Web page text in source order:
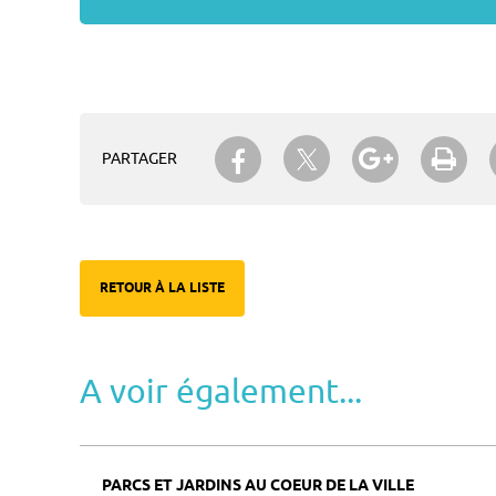
PARTAGER
Partager sur Facebook
Partager sur Twitter
Partager
RETOUR À LA LISTE
A voir également...
PARCS ET JARDINS AU COEUR DE LA VILLE